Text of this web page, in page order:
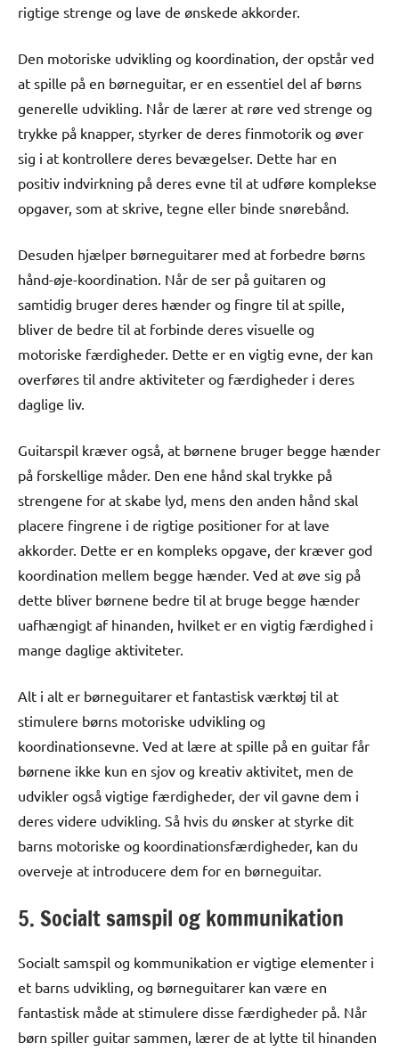
rigtige strenge og lave de ønskede akkorder.
Den motoriske udvikling og koordination, der opstår ved
at spille på en børneguitar, er en essentiel del af børns
generelle udvikling. Når de lærer at røre ved strenge og
trykke på knapper, styrker de deres finmotorik og øver
sig i at kontrollere deres bevægelser. Dette har en
positiv indvirkning på deres evne til at udføre komplekse
opgaver, som at skrive, tegne eller binde snørebånd.
Desuden hjælper børneguitarer med at forbedre børns
hånd-øje-koordination. Når de ser på guitaren og
samtidig bruger deres hænder og fingre til at spille,
bliver de bedre til at forbinde deres visuelle og
motoriske færdigheder. Dette er en vigtig evne, der kan
overføres til andre aktiviteter og færdigheder i deres
daglige liv.
Guitarspil kræver også, at børnene bruger begge hænder
på forskellige måder. Den ene hånd skal trykke på
strengene for at skabe lyd, mens den anden hånd skal
placere fingrene i de rigtige positioner for at lave
akkorder. Dette er en kompleks opgave, der kræver god
koordination mellem begge hænder. Ved at øve sig på
dette bliver børnene bedre til at bruge begge hænder
uafhængigt af hinanden, hvilket er en vigtig færdighed i
mange daglige aktiviteter.
Alt i alt er børneguitarer et fantastisk værktøj til at
stimulere børns motoriske udvikling og
koordinationsevne. Ved at lære at spille på en guitar får
børnene ikke kun en sjov og kreativ aktivitet, men de
udvikler også vigtige færdigheder, der vil gavne dem i
deres videre udvikling. Så hvis du ønsker at styrke dit
barns motoriske og koordinationsfærdigheder, kan du
overveje at introducere dem for en børneguitar.
5. Socialt samspil og kommunikation
Socialt samspil og kommunikation er vigtige elementer i
et barns udvikling, og børneguitarer kan være en
fantastisk måde at stimulere disse færdigheder på. Når
børn spiller guitar sammen, lærer de at lytte til hinanden